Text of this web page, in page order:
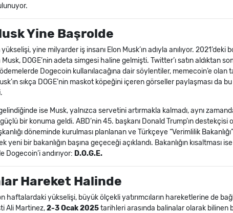
Yine Başrolde
yine milyarder iş insanı Elon Musk’ın adıyla anılıyor. 2021’deki
DOGE’nin adeta simgesi haline gelmişti. Twitter’ı satın aldıktan
Dogecoin kullanılacağına dair söylentiler, memecoin’e olan
sıkça DOGE’nin maskot köpeğini içeren görseller paylaşması da
ise Musk, yalnızca servetini artırmakla kalmadı, aynı
bir konuma geldi. ABD’nin 45. başkanı Donald Trump’ın destekçisi
döneminde kurulması planlanan ve Türkçeye “Verimlilik
yeni bir bakanlığın başına geçeceği açıklandı. Bakanlığın kısaltması
Dogecoin’i andırıyor: D.O.G.E.
Hareket Halinde
haftalardaki yükselişi, büyük ölçekli yatırımcıların hareketlerine de
Ali Martinez,2-3 Ocak 2025tarihleri arasında balinalar olarak bilinen